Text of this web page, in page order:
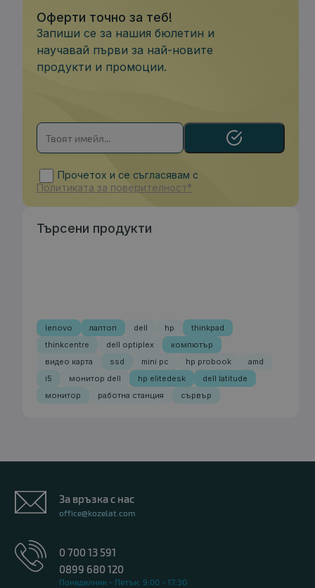
Оферти точно за теб!
Запиши се за нашия бюлетин и
научавай първи за най-новите
продукти и промоции.
Прочетох и се съгласявам с
Политиката за поверителност*
Търсени продукти
lenovo лаптоп dell hp
thinkpad
thinkcentre
dell optiplex
компютър
видео карта
ssd mini pc hp probook
amd
i5
монитор dell hp elitedesk
dell latitude
монитор
работна станция сървър
За връзка с нас
office@kozelat.com
0 700 13 591
0899 680 120
Понеделник - Петък: 9:00 - 17:30